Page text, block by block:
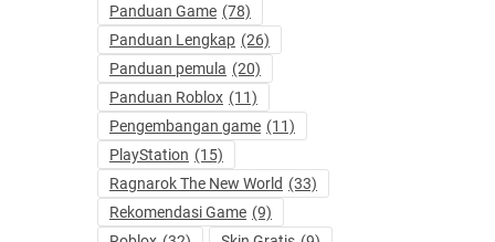
Panduan Game (78)
Panduan Lengkap (26)
Panduan pemula (20)
Panduan Roblox (11)
Pengembangan game (11)
PlayStation (15)
Ragnarok The New World (33)
Rekomendasi Game (9)